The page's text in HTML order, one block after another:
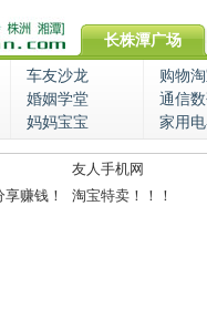
长株潭广场
车友沙龙 购物
婚姻学堂 通信
妈妈宝宝 家用
友人手机网
赚钱！
淘宝特卖！！！